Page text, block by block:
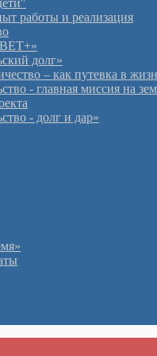
работы и реализация
долг»
– как путевка в
- главная миссия на
- долг и дар»